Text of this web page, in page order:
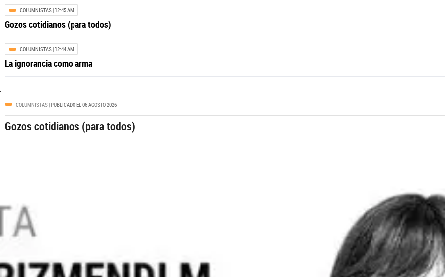
COLUMNISTAS| 12:45 AM
Gozos cotidianos (para todos)
COLUMNISTAS| 12:44 AM
La ignorancia como arma
.
COLUMNISTAS| PUBLICADO EL 06 AGOSTO 2026
Gozos cotidianos (para todos)